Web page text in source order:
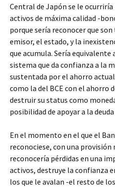
Central de Japón se le
activos de máxima calidad -
porque sería reconocer que
emisor, el estado, y la
que acumula. Sería
sistema que da confianza a la
sustentada por el ahorro
como la del BCE con el ahorro
destruir su status como
posibilidad de apoyar a la
En el momento en el que el
reconociese, con una
reconocería pérdidas en una
activos, destruye la confianza
los que le avalan -el resto de